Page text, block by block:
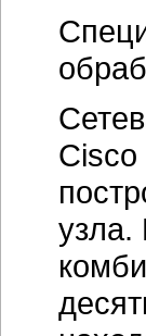
Cisco
узла.